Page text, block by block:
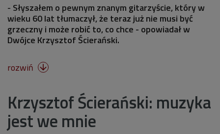
- Słyszałem o pewnym znanym gitarzyście, który w
wieku 60 lat tłumaczył, że teraz już nie musi być
grzeczny i może robić to, co chce - opowiadał w
Dwójce Krzysztof Ścierański.
rozwiń 
Krzysztof Ścierański: muzyka
jest we mnie